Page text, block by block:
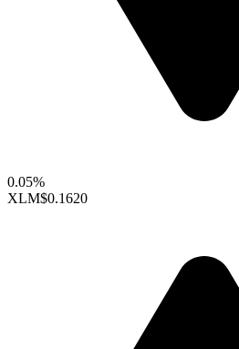
0.05%
XLM$0.1620